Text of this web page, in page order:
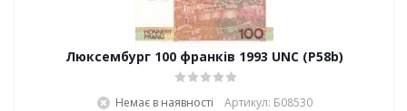
Люксембург 100 франків 1993 UNC (P58b)
Немає в наявності Артикул: Б08530